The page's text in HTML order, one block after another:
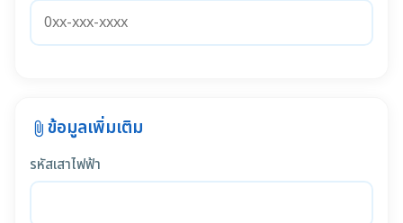
attach_file ข้อมูลเพิ่มเติม
รหัสเสาไฟฟ้า